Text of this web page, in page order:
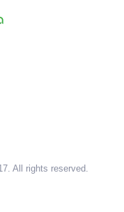
All rights reserved.